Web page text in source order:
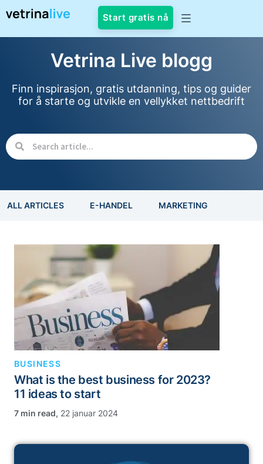
Start gratis nå
Vetrina Live blogg
Finn inspirasjon, gratis utdanning, tips og guider
for å starte og utvikle en vellykket nettbedrift
ALL ARTICLES E-HANDEL MARKETING
BUSINESS
What is the best business for 2023?
11 ideas to start
, 22 januar 2024